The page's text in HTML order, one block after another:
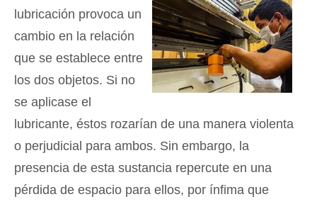
lubricación provoca un
cambio en la relación
que se establece entre
los dos objetos. Si no
se aplicase el
lubricante, éstos rozarían de una manera violenta
o perjudicial para ambos. Sin embargo, la
presencia de esta sustancia repercute en una
pérdida de espacio para ellos, por ínfima que